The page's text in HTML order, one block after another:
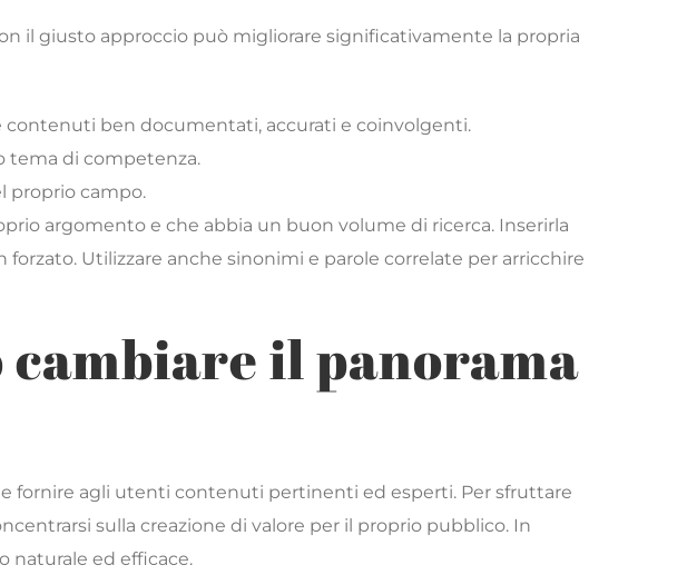
il giusto approccio può migliorare significativamente la propria
ben documentati, accurati e coinvolgenti.
tema di competenza.
proprio campo.
argomento e che abbia un buon volume di ricerca. Inserirla
Utilizzare anche sinonimi e parole correlate per arricchire
il panorama
e fornire agli utenti contenuti pertinenti ed esperti. Per sfruttare
sulla creazione di valore per il proprio pubblico. In
naturale ed efficace.